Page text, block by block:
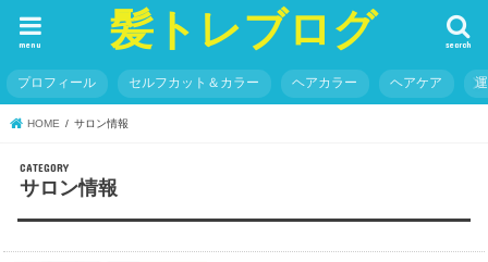
髪トレブログ search
menu
プロフィール セルフカット＆カラー ヘアカラー ヘアケア
HOME サロン情報
サロン情報